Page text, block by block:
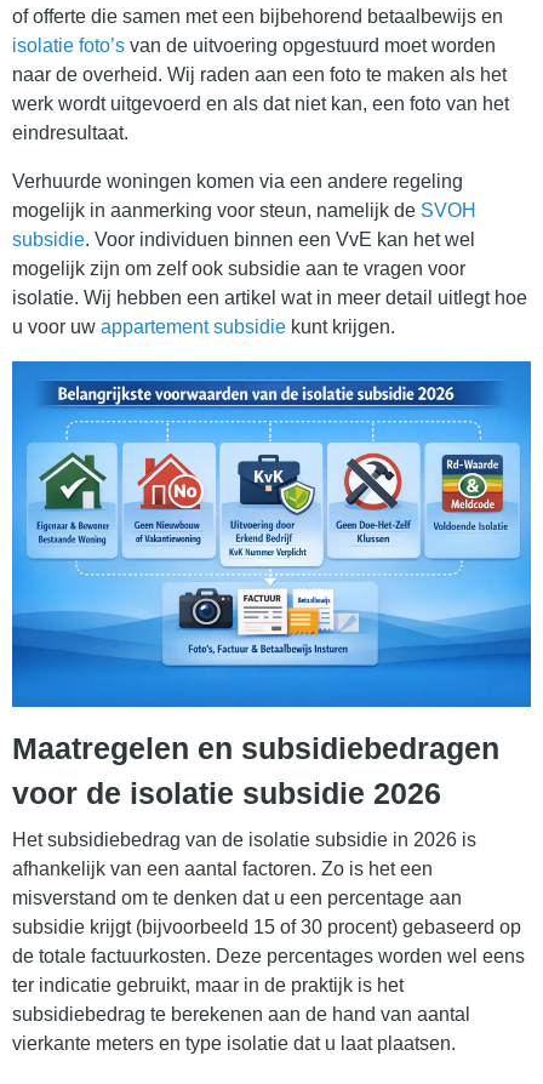
of offerte die samen met een bijbehorend betaalbewijs en
isolatie foto’s van de uitvoering opgestuurd moet worden
naar de overheid. Wij raden aan een foto te maken als het
werk wordt uitgevoerd en als dat niet kan, een foto van het
eindresultaat.
Verhuurde woningen komen via een andere regeling
mogelijk in aanmerking voor steun, namelijk de SVOH
subsidie. Voor individuen binnen een VvE kan het wel
mogelijk zijn om zelf ook subsidie aan te vragen voor
isolatie. Wij hebben een artikel wat in meer detail uitlegt hoe
u voor uw appartement subsidie kunt krijgen.
Maatregelen en subsidiebedragen
voor de isolatie subsidie 2026
Het subsidiebedrag van de isolatie subsidie in 2026 is
afhankelijk van een aantal factoren. Zo is het een
misverstand om te denken dat u een percentage aan
subsidie krijgt (bijvoorbeeld 15 of 30 procent) gebaseerd op
de totale factuurkosten. Deze percentages worden wel eens
ter indicatie gebruikt, maar in de praktijk is het
subsidiebedrag te berekenen aan de hand van aantal
vierkante meters en type isolatie dat u laat plaatsen.